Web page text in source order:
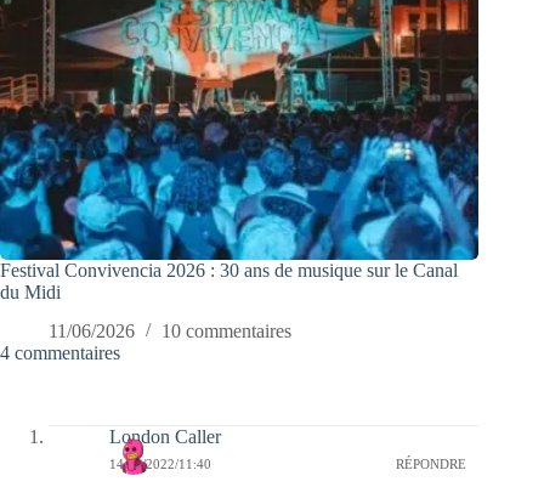
Festival Convivencia 2026 : 30 ans de musique sur le Canal
du Midi
11/06/2026
10 commentaires
4 commentaires
London Caller
14/11/2022/11:40 RÉPONDRE